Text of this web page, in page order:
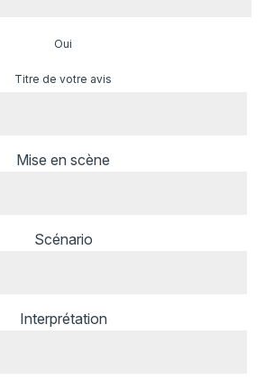
Oui
Titre de votre avis
Mise en scène
Scénario
Interprétation